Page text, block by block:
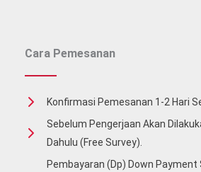
Cara Pemesanan
Konfirmasi Pemesanan 1-2 Hari
Sebelum Pengerjaan Akan
Dahulu (free Survey).
Pembayaran (Dp) Down Payment